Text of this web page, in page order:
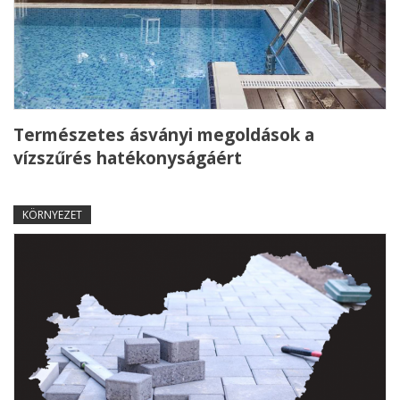
Természetes ásványi megoldások a
vízszűrés hatékonyságáért
KÖRNYEZET